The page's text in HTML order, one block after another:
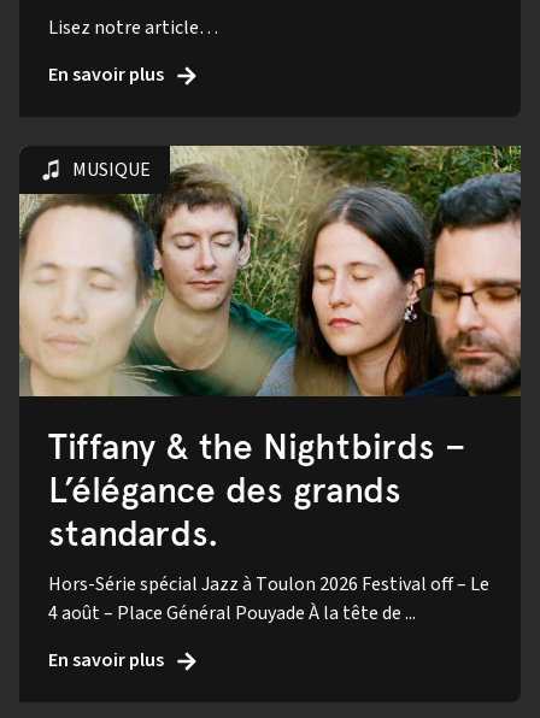
Lisez notre article…
En savoir plus
MUSIQUE
Tiffany & the Nightbirds –
L’élégance des grands
standards.
Hors-Série spécial Jazz à Toulon 2026 Festival off – Le
4 août – Place Général Pouyade À la tête de ...
En savoir plus